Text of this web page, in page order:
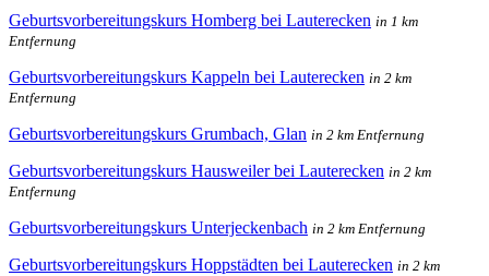
Geburtsvorbereitungskurs Homberg bei Lauterecken in 1 km
Entfernung
Geburtsvorbereitungskurs Kappeln bei Lauterecken in 2 km
Entfernung
Geburtsvorbereitungskurs Grumbach, Glan in 2 km Entfernung
Geburtsvorbereitungskurs Hausweiler bei Lauterecken in 2 km
Entfernung
Geburtsvorbereitungskurs Unterjeckenbach in 2 km Entfernung
Geburtsvorbereitungskurs Hoppstädten bei Lauterecken in 2 km